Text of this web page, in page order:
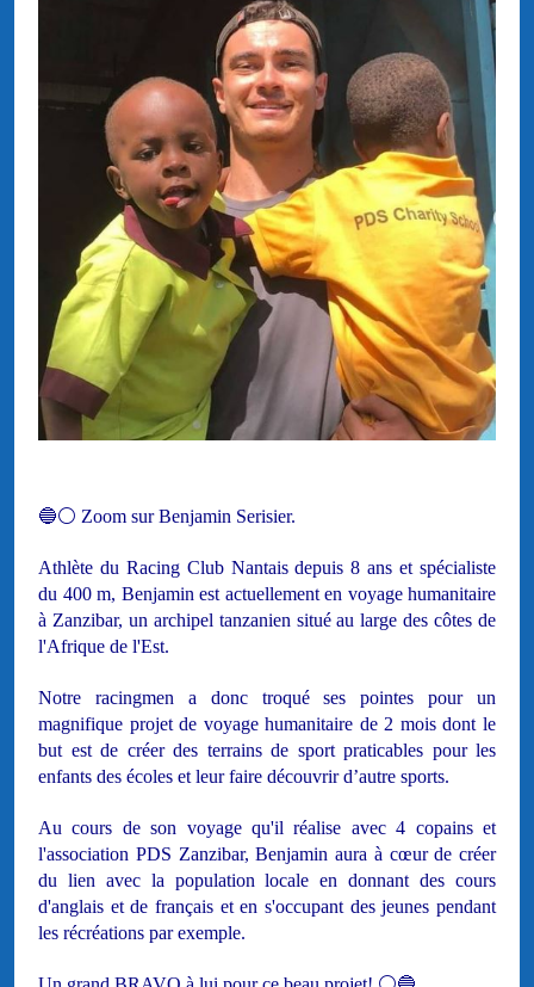
🔵⚪ Zoom sur Benjamin Serisier.
Athlète du Racing Club Nantais depuis 8 ans et spécialiste
du 400 m, Benjamin est actuellement en voyage humanitaire
à Zanzibar, un archipel tanzanien situé au large des côtes de
l'Afrique de l'Est.
Notre racingmen a donc troqué ses pointes pour un
magnifique projet de voyage humanitaire de 2 mois dont le
but est de créer des terrains de sport praticables pour les
enfants des écoles et leur faire découvrir d’autre sports.
Au cours de son voyage qu'il réalise avec 4 copains et
l'association PDS Zanzibar, Benjamin aura à cœur de créer
du lien avec la population locale en donnant des cours
d'anglais et de français et en s'occupant des jeunes pendant
les récréations par exemple.